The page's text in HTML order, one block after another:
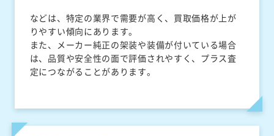
などは、特定の業界で需要が高く、買取価格が上が
りやすい傾向にあります。
また、メーカー純正の架装や装備が付いている場合
は、品質や安全性の面で評価されやすく、プラス査
定につながることがあります。